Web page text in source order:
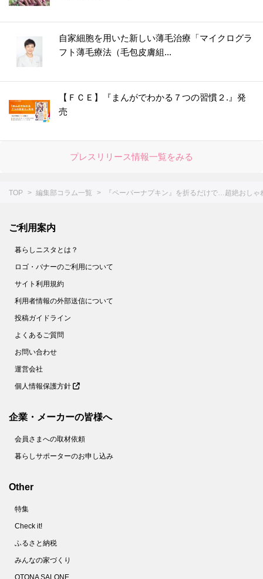
自家細胞を用いた新しい薄毛治療「マイクログラ
フト薄毛療法（毛包皮膚組...
【ＦＣＥ】『まんがでわかる７つの習慣２.』発
売
プレスリリース情報一覧をみる
TOP 編集部コラム一覧 『ペーパーナプキン』を折るだけで…超絶おし
ご利用案内
暮らしニスタとは？
ロゴ・バナーのご利用について
サイト利用規約
利用者情報の外部送信について
投稿ガイドライン
よくあるご質問
お問い合わせ
運営会社
個人情報保護方針
企業・メーカーの皆様へ
会員さまへの取材依頼
暮らしサポーターのお申し込み
Other
特集
Check it!
ふるさと納税
みんなの家づくり
OTONA SALONE